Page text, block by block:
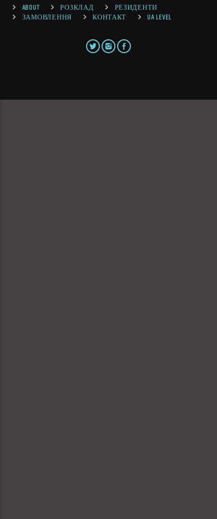
ABOUT РОЗКЛАД
РЕЗИДЕНТИ
ЗАМОВЛЕННЯ
КОНТАКТ UA LEVEL